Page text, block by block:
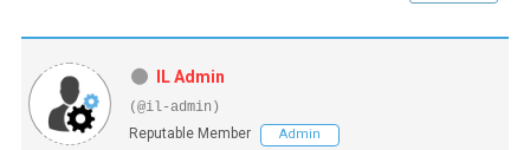
IL Admin
(@il-admin)
Reputable Member
Admin